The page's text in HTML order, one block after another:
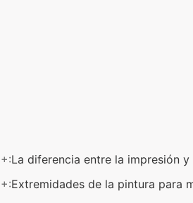
+:La diferencia entre la impresión
+:Extremidades de la pintura para